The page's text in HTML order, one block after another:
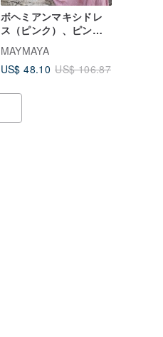
ボヘミアンマキシドレ
ス（ピンク）、ピンク
ビーチサマードレス、
ホリデードレス
MAYMAYA
US$ 48.10 US$ 106.87